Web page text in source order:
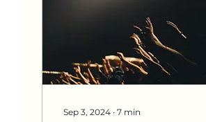
Sep 3, 2024 ∙ 7 min